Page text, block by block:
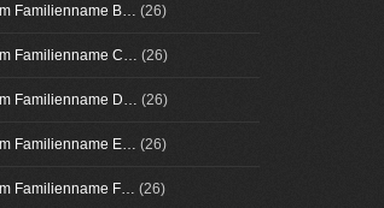
Familienname B… (26)
Familienname C… (26)
Familienname D… (26)
Familienname E… (26)
Familienname F… (26)